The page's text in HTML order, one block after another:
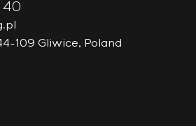
40
109 Gliwice, Poland